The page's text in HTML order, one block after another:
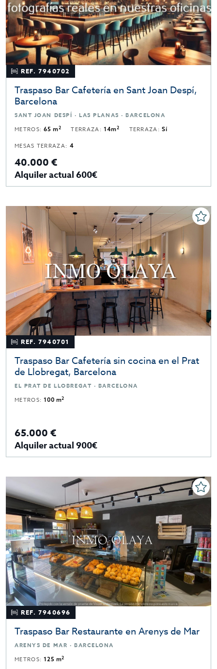
REF. 7940702
Traspaso Bar Cafetería en Sant Joan Despí,
Barcelona
SANT JOAN DESPÍ · LAS PLANAS · BARCELONA
METROS:65 m2 TERRAZA:14m2 TERRAZA:Sí
MESAS TERRAZA: 4
40.000 €
Alquiler actual 600€
REF. 7940701
Traspaso Bar Cafetería sin cocina en el Prat
de Llobregat, Barcelona
EL PRAT DE LLOBREGAT · BARCELONA
METROS:100 m2
65.000 €
Alquiler actual 900€
REF. 7940696
Traspaso Bar Restaurante en Arenys de Mar
ARENYS DE MAR · BARCELONA
METROS:125 m2